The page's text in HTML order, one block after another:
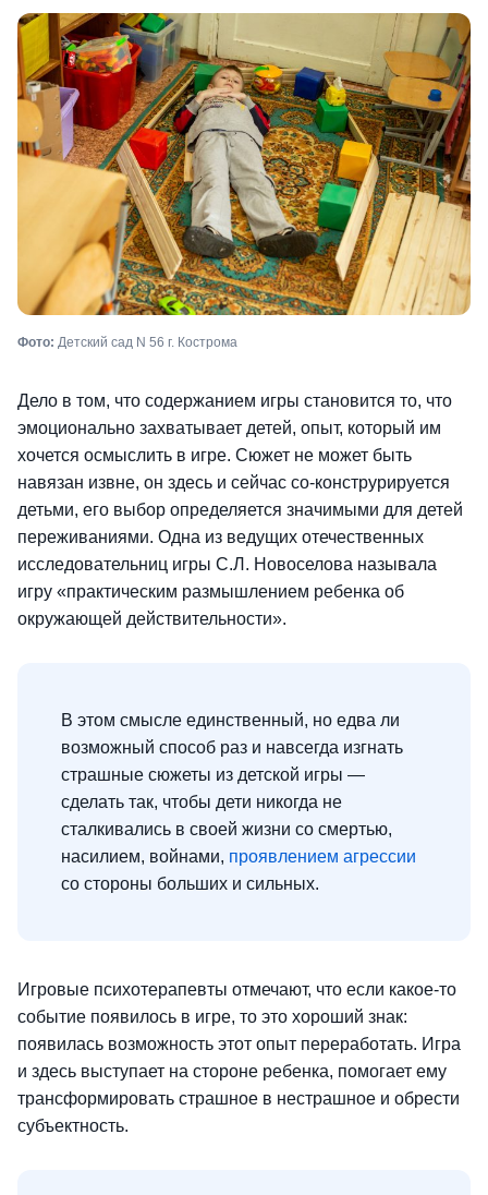
Фото: Детский сад N 56 г. Кострома
Дело в том, что содержанием игры становится то, что
эмоционально захватывает детей, опыт, который им
хочется осмыслить в игре. Сюжет не может быть
навязан извне, он здесь и сейчас со-конструрируется
детьми, его выбор определяется значимыми для детей
переживаниями. Одна из ведущих отечественных
исследовательниц игры С.Л. Новоселова называла
игру «практическим размышлением ребенка об
окружающей действительности».
В этом смысле единственный, но едва ли
возможный способ раз и навсегда изгнать
страшные сюжеты из детской игры —
сделать так, чтобы дети никогда не
сталкивались в своей жизни со смертью,
насилием, войнами, проявлением агрессии
со стороны больших и сильных.
Игровые психотерапевты отмечают, что если какое-то
событие появилось в игре, то это хороший знак:
появилась возможность этот опыт переработать. Игра
и здесь выступает на стороне ребенка, помогает ему
трансформировать страшное в нестрашное и обрести
субъектность.